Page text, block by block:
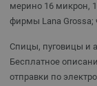
мерино 16 микрон,
фирмы Lana
Спицы, пуговицы и
Бесплатное
отправки по